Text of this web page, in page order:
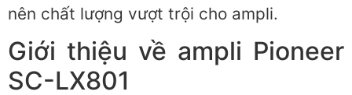
nên chất lượng vượt trội cho ampli.
Giới thiệu về ampli Pioneer
SC-LX801